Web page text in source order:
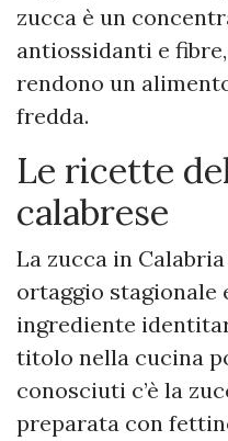
zucca è un
antiossidanti e
rendono un
fredda.
Le ricette
calabrese
La zucca in
ortaggio stagionale
ingrediente
titolo nella cucina
conosciuti c’è la
preparata con